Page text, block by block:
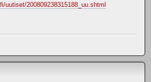
uutiset/200809238315188_uu.shtml